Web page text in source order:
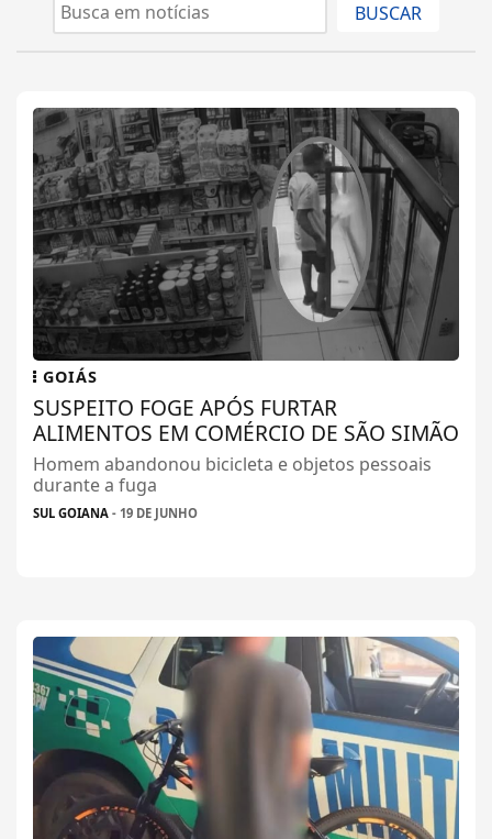
BUSCAR
GOIÁS
SUSPEITO FOGE APÓS FURTAR
ALIMENTOS EM COMÉRCIO DE SÃO SIMÃO
Homem abandonou bicicleta e objetos pessoais
durante a fuga
SUL GOIANA - 19 DE JUNHO